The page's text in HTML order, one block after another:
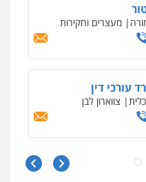
עו"ד
דין לענייני אסירים
דין
עורכי דין לענייני